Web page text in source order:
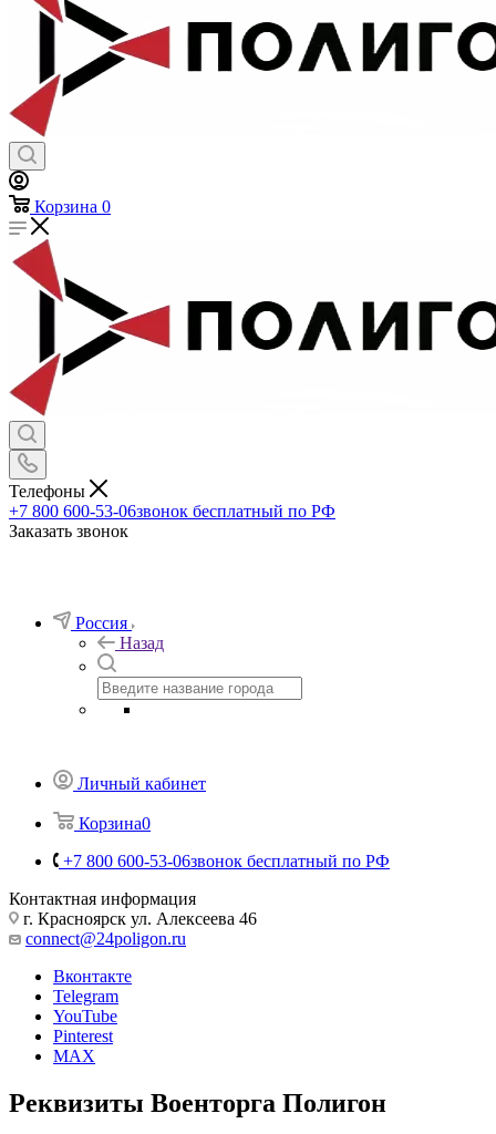
Корзина 0
Телефоны
+7 800 600-53-06звонок бесплатный по РФ
Заказать звонок
Россия
Назад
Личный кабинет
Корзина0
+7 800 600-53-06звонок бесплатный по РФ
Контактная информация
г. Красноярск ул. Алексеева 46
connect@24poligon.ru
Вконтакте
Telegram
YouTube
Pinterest
MAX
Реквизиты Военторга Полигон